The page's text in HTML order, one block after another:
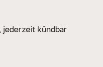
jederzeit kündbar